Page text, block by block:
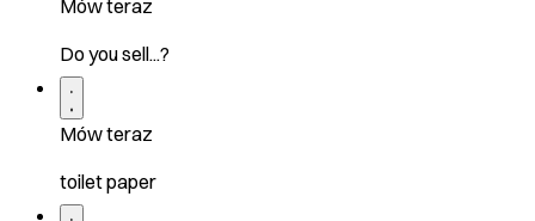
Mów teraz
Do you sell...?
Mów teraz
toilet paper